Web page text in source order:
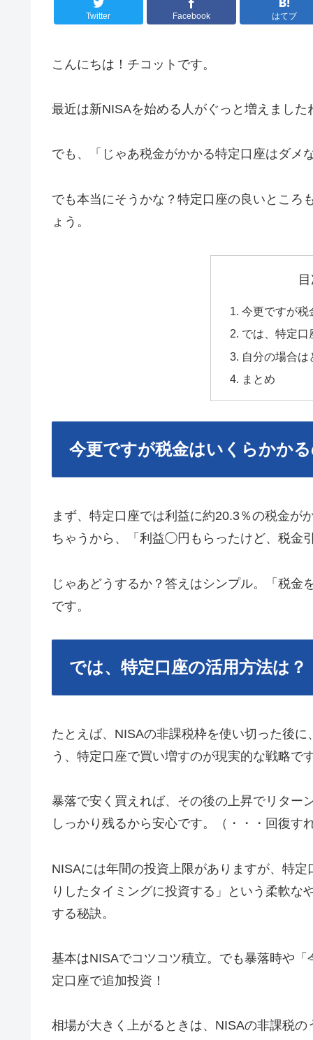
Twitter Facebook はてブ
こんにちは！チコットです。
最近は新NISAを始める人がぐっと増えまし
でも、「じゃあ税金がかかる特定口座はダメ
でも本当にそうかな？特定口座の良いところ
ょう。
今更ですが税
では、特定口
自分の場合
まとめ
今更ですが税金はいくらかか
まず、特定口座では利益に約20.3％の税金が
ちゃうから、「利益◯円もらったけど、税金
じゃあどうするか？答えはシンプル。「税
です。
では、特定口座の活用方法は？
たとえば、NISAの非課税枠を使い切った後
う、特定口座で買い増すのが現実的な戦略で
暴落で安く買えれば、その後の上昇でリター
しっかり残るから安心です。（・・・回復す
NISAには年間の投資上限がありますが、特
りしたタイミングに投資する」という柔軟
する秘訣。
基本はNISAでコツコツ積立。でも暴落時や
定口座で追加投資！
相場が大きく上がるときは、NISAの非課税